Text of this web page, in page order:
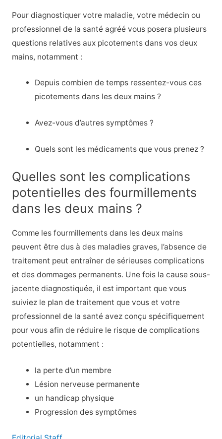
Pour diagnostiquer votre maladie, votre médecin ou
professionnel de la santé agréé vous posera plusieurs
questions relatives aux picotements dans vos deux
mains, notamment :
Depuis combien de temps ressentez-vous ces
picotements dans les deux mains ?
Avez-vous d’autres symptômes ?
Quels sont les médicaments que vous prenez ?
Quelles sont les complications
potentielles des fourmillements
dans les deux mains ?
Comme les fourmillements dans les deux mains
peuvent être dus à des maladies graves, l’absence de
traitement peut entraîner de sérieuses complications
et des dommages permanents. Une fois la cause sous-
jacente diagnostiquée, il est important que vous
suiviez le plan de traitement que vous et votre
professionnel de la santé avez conçu spécifiquement
pour vous afin de réduire le risque de complications
potentielles, notamment :
la perte d’un membre
Lésion nerveuse permanente
un handicap physique
Progression des symptômes